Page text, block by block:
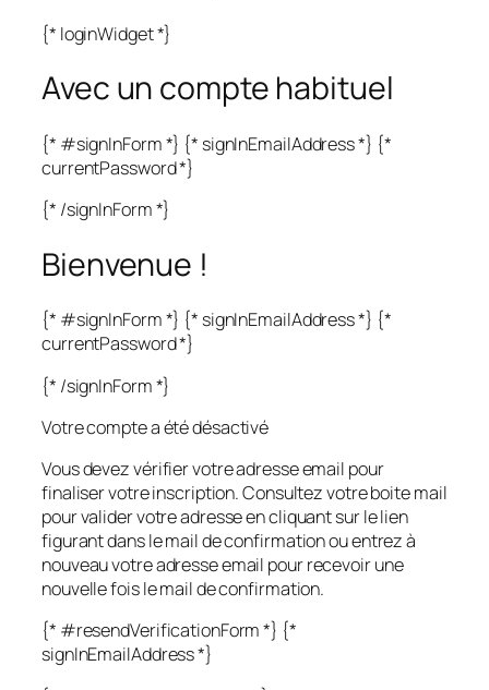
{* loginWidget *}
Avec un compte habituel
{* #signInForm *} {* signInEmailAddress *} {*
currentPassword *}
{* /signInForm *}
Bienvenue !
{* #signInForm *} {* signInEmailAddress *} {*
currentPassword *}
{* /signInForm *}
Votre compte a été désactivé
Vous devez vérifier votre adresse email pour
finaliser votre inscription. Consultez votre boite mail
pour valider votre adresse en cliquant sur le lien
figurant dans le mail de confirmation ou entrez à
nouveau votre adresse email pour recevoir une
nouvelle fois le mail de confirmation.
{* #resendVerificationForm *} {*
signInEmailAddress *}